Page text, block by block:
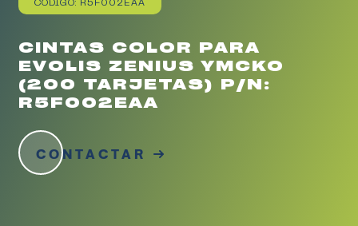
CÓDIGO: R5F002EAA
CINTAS COLOR PARA
EVOLIS ZENIUS YMCKO
(200 TARJETAS) P/N:
R5F002EAA
CONTACTAR